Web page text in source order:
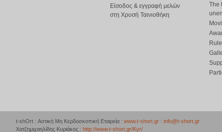
Είσοδος & εγγραφή μελών
στη Χρυσή Ταινιοθήκη
The
t-shOrt : Αστική Μη Κερδοσκοπική Εταιρεία : www.t-short.gr : info@t-short.gr
Χατζημιχαηλίδης Κυριάκος : http://www.t-short.gr/Kyr/